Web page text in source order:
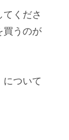
】
くださ
買うのが
について